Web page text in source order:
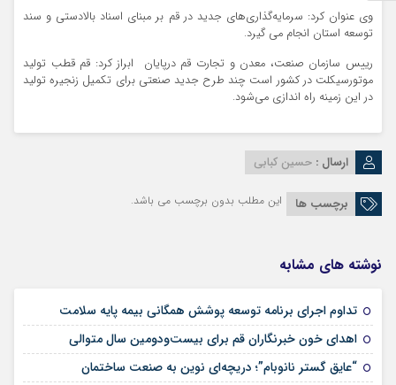
وی عنوان کرد: سرمایه‌گذاری‌های جدید در قم بر مبنای اسناد بالادستی و سند
توسعه استان انجام می گیرد.
رییس سازمان صنعت، معدن و تجارت قم درپایان ابراز کرد: قم قطب تولید
موتورسیکلت در کشور است چند طرح جدید صنعتی برای تکمیل زنجیره تولید
در این زمینه راه اندازی می‌شود.
ارسال : حسین کبابی
برچسب ها این مطلب بدون برچسب می باشد.
نوشته های مشابه
تداوم اجرای برنامه توسعه پوشش همگانی بیمه پایه سلامت
اهدای خون خبرنگاران قم برای بیست‌ودومین سال متوالی
“عایق گستر نانوبام”؛ دریچه‌ای نوین به صنعت ساختمان